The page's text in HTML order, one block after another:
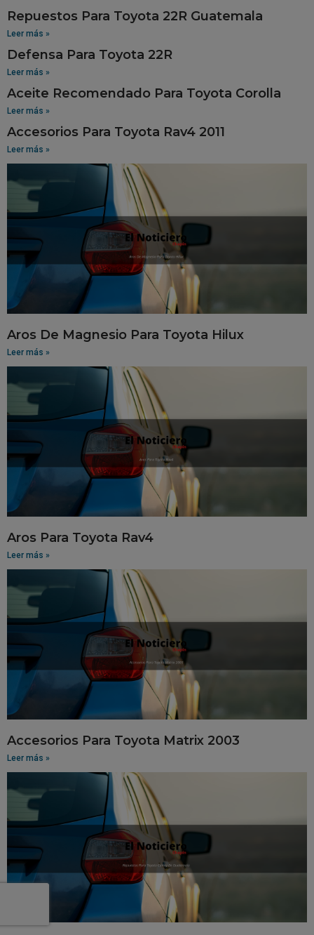
Repuestos Para Toyota 22R Guatemala
Leer más »
Defensa Para Toyota 22R
Leer más »
Aceite Recomendado Para Toyota Corolla
Leer más »
Accesorios Para Toyota Rav4 2011
Leer más »
Aros De Magnesio Para Toyota Hilux
Leer más »
Aros Para Toyota Rav4
Leer más »
Accesorios Para Toyota Matrix 2003
Leer más »